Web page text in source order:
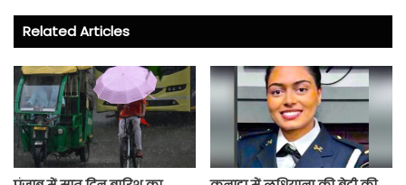
o
ok
er A
p
p
Related Articles